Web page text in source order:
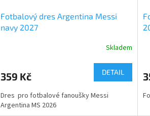
Fotbalový dres Argentina Messi
navy 2027
Skladem
359 Kč DETAIL
Dres pro fotbalové fanoušky Messi
Argentina MS 2026